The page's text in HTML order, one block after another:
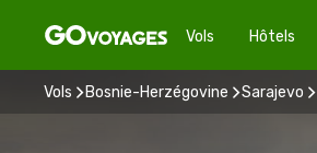
Vols Hôtels
Vols Bosnie-Herzégovine Sarajevo